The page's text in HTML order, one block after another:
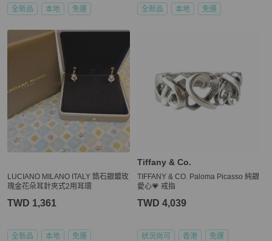
全新品 本地 免運 全新品 本地 免運
LUCIANO MILANO ITALY 鋯石銀鍍玫
瑰金花朵耳針夾式2用耳環
TWD 1,361
全新品 本地 免運
Tiffany & Co.
TIFFANY & CO. Paloma Picasso 純銀
愛心💗 戒指
TWD 4,039
狀況尚可 香港 免運